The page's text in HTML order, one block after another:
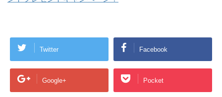
Twitter Facebook
Google+ Pocket